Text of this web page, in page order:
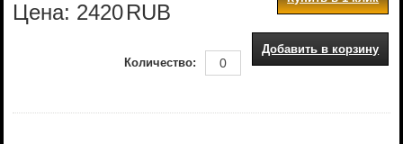
Цена: 2420RUB
Добавить в корзину
Количество: